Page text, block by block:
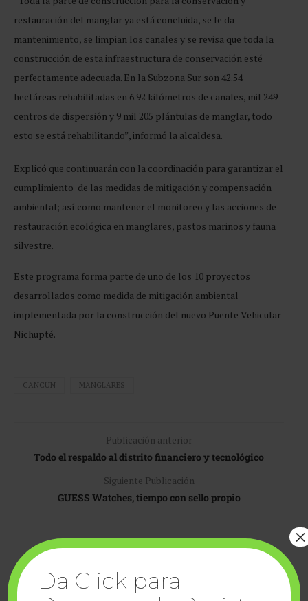
restauración del manglar ya está concluida, se le da
mantenimiento, se limpian los canales y se revisa que toda la
construcción de esta infraestructura de conservación esté
perfectamente adecuada. En la Subzona Sur son 42.54
hectáreas rehabilitadas en 6.92 kilómetros de canales, mil 249
centros de dispersión y 9 mil 205 plántulas de manglar, todo
esto se está rehabilitando”, informó la alcaldesa.
Explicó que continuarán con la coordinación para garantizar el
cumplimiento de las medidas de mitigación y compensación
ambiental; así como mantener el monitoreo y las acciones de
restauración ecológica en manglares, pastos marinos y fauna
silvestre.
Este programa forma parte de uno de los 10 proyectos
desarrollados como medida de mitigación ambiental
implementada por la construcción del nuevo Puente Vehicular
Nichupté.
CANCUN MANGLARES
Publicación anterior
Todo el respaldo al distrito financiero y tecnológico
Siguiente Publicación
GUESS Watches, tiempo con sello propio
Da Click para
×